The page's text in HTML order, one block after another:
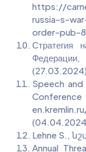
https://
russia-s-
order-pub-
Стратегия
Speech
Lehne S.,
Annual